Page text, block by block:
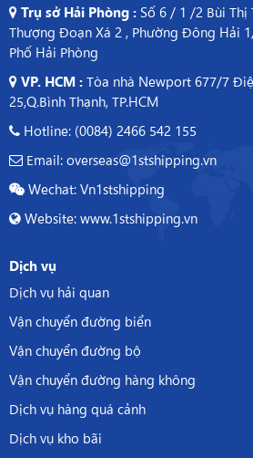
Trụ sở Hải Phòng :Số 6 / 1 /2 Bùi Thị
Thượng Đoạn Xá 2 , Phường Đông Hải
Phố Hải Phòng
VP. HCM :Tòa nhà Newport 677/7
25,Q.Bình Thạnh, TP.HCM
Hotline: (0084) 2466 542 155
Email: overseas@1stshipping.vn
Wechat: Vn1stshipping
Website: www.1stshipping.vn
Dịch vụ
Dịch vụ hải quan
Vận chuyển đường biển
Vận chuyển đường bộ
Vận chuyển đường hàng không
Dịch vụ hàng quá cảnh
Dịch vụ kho bãi